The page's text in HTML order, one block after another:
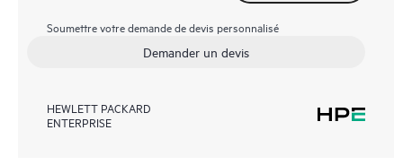
Soumettre votre demande de devis personnalisé
Demander un devis
HEWLETT PACKARD
ENTERPRISE